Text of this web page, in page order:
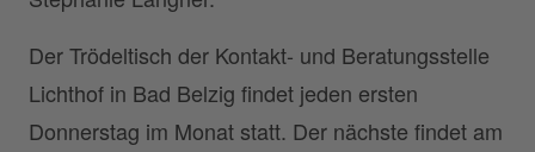
Der Trödeltisch der Kontakt- und Beratungsstelle
Lichthof in Bad Belzig findet jeden ersten
Donnerstag im Monat statt. Der nächste findet am